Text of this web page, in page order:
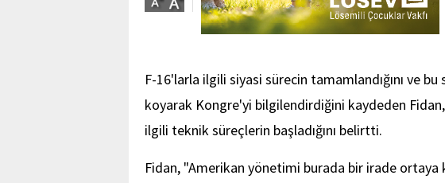
F-16'larla ilgili siyasi sürecin tamamlandığını ve
koyarak Kongre'yi bilgilendirdiğini kaydeden
ilgili teknik süreçlerin başladığını belirtti.
Fidan, "Amerikan yönetimi burada bir irade